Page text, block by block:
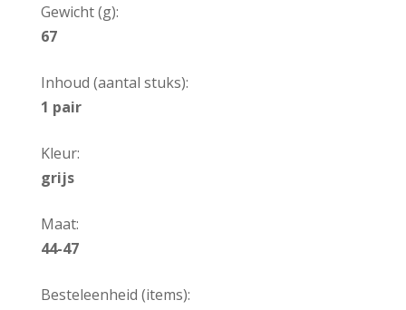
Gewicht (g):
67
Inhoud (aantal stuks):
1 pair
Kleur:
grijs
Maat:
44-47
Besteleenheid (items):